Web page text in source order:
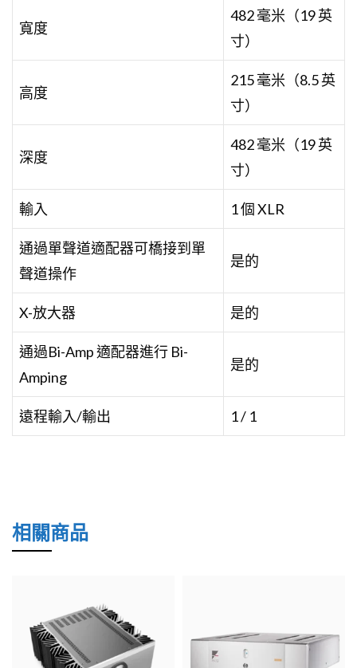
寬度
482 毫米（19 英
寸）
高度
215 毫米（8.5 英
寸）
深度
482 毫米（19 英
寸）
輸入 1 個 XLR
通過單聲道適配器可橋接到單
聲道操作
是的
X-放大器 是的
通過Bi-Amp 適配器進行 Bi-
Amping
是的
遠程輸入/輸出 1 / 1
相關商品